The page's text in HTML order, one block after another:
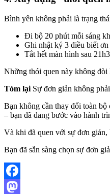
Bình yên không phải là trạng
Đi bộ 20 phút mỗi sáng
Ghi nhật ký 3 điều biết
Tắt hết màn hình sau
Những thói quen này không
Tóm lại Sự đơn giản không
Bạn không cần thay đổi toàn
– bạn đã đang bước vào hành
Và khi đã quen với sự đơn giản,
Bạn đã sẵn sàng chọn sự đơn
Facebook